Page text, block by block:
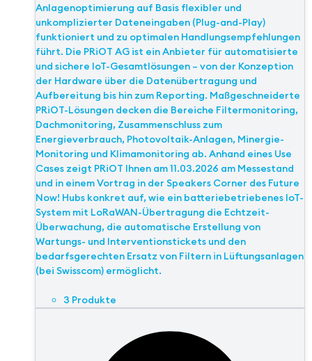
Anlagenoptimierung auf Basis flexibler und
unkomplizierter Dateneingaben (Plug-and-Play)
funktioniert und zu optimalen Handlungsempfehlungen
führt. Die PRiOT AG ist ein Anbieter für automatisierte
und sichere IoT-Gesamtlösungen – von der Konzeption
der Hardware über die Datenübertragung und
Aufbereitung bis hin zum Reporting. Maßgeschneiderte
PRiOT-Lösungen decken die Bereiche Filtermonitoring,
Dachmonitoring, Zusammenschluss zum
Energieverbrauch, Photovoltaik-Anlagen, Minergie-
Monitoring und Klimamonitoring ab. Anhand eines Use
Cases zeigt PRiOT Ihnen am 11.03.2026 am Messestand
und in einem Vortrag in der Speakers Corner des Future
Now! Hubs konkret auf, wie ein batteriebetriebenes IoT-
System mit LoRaWAN-Übertragung die Echtzeit-
Überwachung, die automatische Erstellung von
Wartungs- und Interventionstickets und den
bedarfsgerechten Ersatz von Filtern in Lüftungsanlagen
(bei Swisscom) ermöglicht.
3 Produkte